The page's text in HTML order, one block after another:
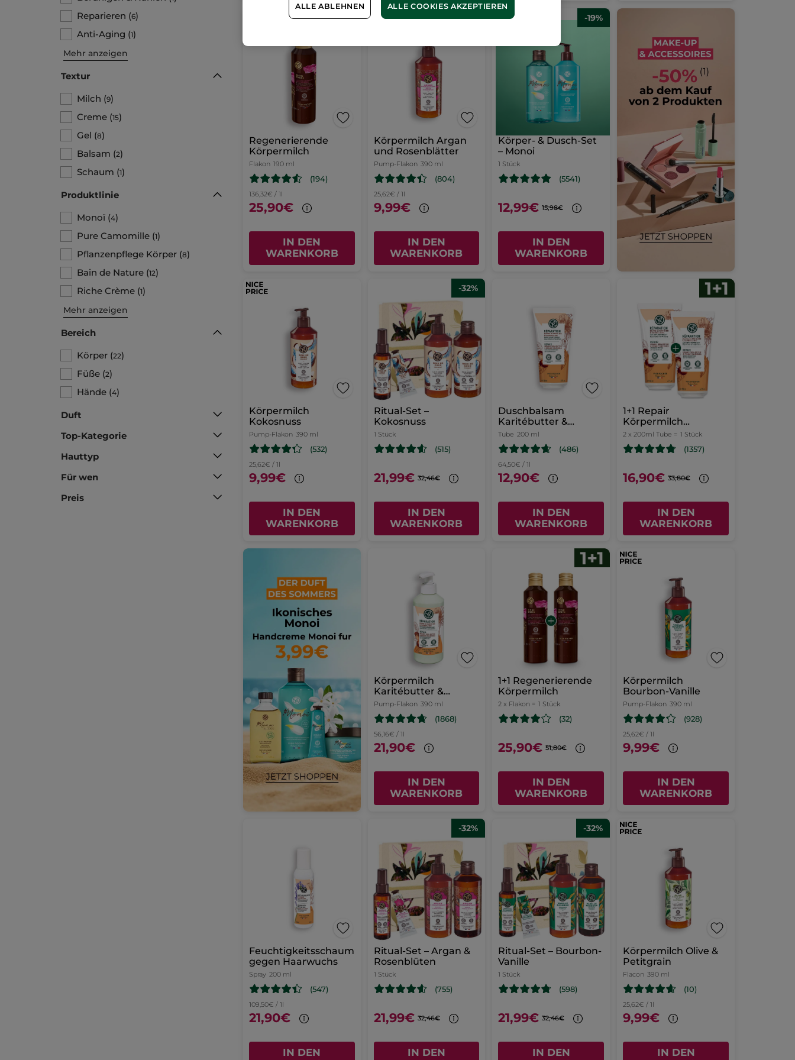
Reparieren (6)
Anti-Aging (1)
Mehr anzeigen
Textur
Milch (9)
Creme (15)
Gel (8)
Balsam (2)
Schaum (1)
Produktlinie
Monoï (4)
Pure Camomille (1)
Pflanzenpflege Körper (8)
Bain de Nature (12)
Riche Crème (1)
Mehr anzeigen
Bereich
Körper (22)
Füße (2)
Hände (4)
Duft
Top-Kategorie
Hauttyp
Für wen
Preis
BESTSELLER
Regenerierende
Körpermilch
Flakon 190 ml
(194)
136,32€ / 1l
25,90€
IN DEN
WARENKORB
Körpermilch Argan
und Rosenblätter
Pump-Flakon 390 ml
(804)
25,62€ / 1l
9,99€
IN DEN
WARENKORB
-19%
Körper- & Dusch-Set
– Monoi
1 Stück
(5541)
12,99€ 15,98€
IN DEN
WARENKORB
Körpermilch
Kokosnuss
Pump-Flakon 390 ml
(532)
25,62€ / 1l
9,99€
IN DEN
WARENKORB
-32%
Ritual-Set –
Kokosnuss
1 Stück
(515)
21,99€ 32,46€
IN DEN
WARENKORB
Duschbalsam
Karitébutter &
Calendula
Tube 200 ml
(486)
64,50€ / 1l
12,90€
IN DEN
WARENKORB
1+1 Repair
Körpermilch
Karitébutter &
Calendula
2 x 200ml Tube = 1 Stück
(1357)
16,90€ 33,80€
IN DEN
WARENKORB
Körpermilch
Karitébutter &
Calendula
Pump-Flakon 390 ml
(1868)
56,16€ / 1l
21,90€
IN DEN
WARENKORB
1+1 Regenerierende
Körpermilch
2 x Flakon = 1 Stück
(32)
25,90€ 51,80€
IN DEN
WARENKORB
Körpermilch
Bourbon-Vanille
Pump-Flakon 390 ml
(928)
25,62€ / 1l
9,99€
IN DEN
WARENKORB
Feuchtigkeitsschaum
gegen Haarwuchs
Spray 200 ml
(547)
109,50€ / 1l
21,90€
IN DEN
-32%
Ritual-Set – Argan &
Rosenblüten
1 Stück
(755)
21,99€ 32,46€
IN DEN
-32%
Ritual-Set – Bourbon-
Vanille
1 Stück
(598)
21,99€ 32,46€
IN DEN
Körpermilch Olive &
Petitgrain
Flacon 390 ml
(10)
25,62€ / 1l
9,99€
IN DEN
ALLE ABLEHNEN ALLE COOKIES AKZEPTIEREN